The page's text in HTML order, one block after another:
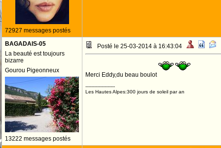
72927 messages postés
BAGADAIS-05
La beauté est toujours
bizarre
Gourou Pigeonneux
13222 messages postés
Posté le 25-03-2014 à 16:43:04
Merci Eddy,du beau boulot
--------------------
Les Hautes Alpes:300 jours de soleil par an